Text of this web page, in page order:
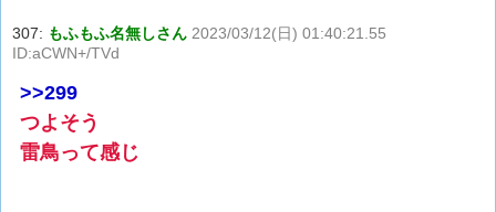
307: もふもふ名無しさん 2023/03/12(日) 01:40:21.55
ID:aCWN+/TVd
>>299
つよそう
雷鳥って感じ